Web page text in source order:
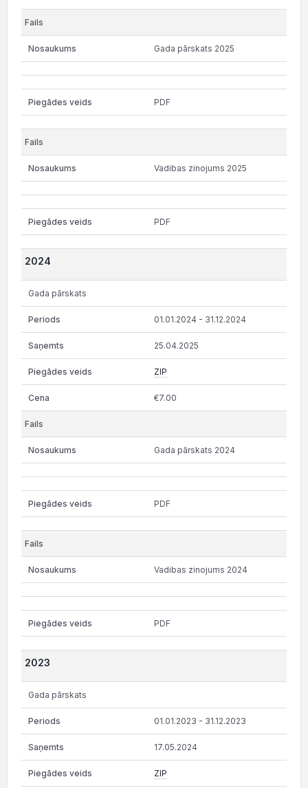
Gada pārskats 2025
PDF
Vadibas zinojums 2025
PDF
2024
Gada pārskats
01.01.2024 - 31.12.2024
25.04.2025
ZIP
€7.00
Gada pārskats 2024
PDF
Vadibas zinojums 2024
PDF
2023
Gada pārskats
01.01.2023 - 31.12.2023
17.05.2024
ZIP